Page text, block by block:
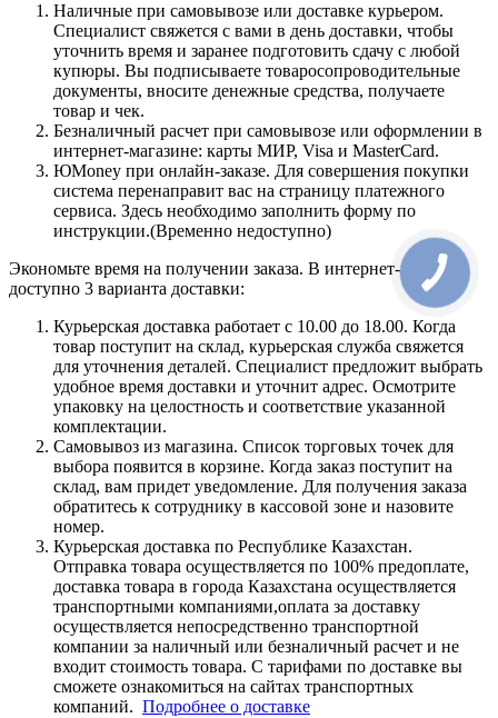
Наличные при самовывозе или доставке курьером.
Специалист свяжется с вами в день доставки, чтобы
уточнить время и заранее подготовить сдачу с любой
купюры. Вы подписываете товаросопроводительные
документы, вносите денежные средства, получаете
товар и чек.
Безналичный расчет при самовывозе или оформлении в
интернет-магазине: карты МИР, Visa и MasterCard.
ЮMoney при онлайн-заказе. Для совершения покупки
система перенаправит вас на страницу платежного
сервиса. Здесь необходимо заполнить форму по
инструкции.(Временно недоступно)
Экономьте время на получении заказа. В интернет-магазине
доступно 3 варианта доставки:
Курьерская доставка работает с 10.00 до 18.00. Когда
товар поступит на склад, курьерская служба свяжется
для уточнения деталей. Специалист предложит выбрать
удобное время доставки и уточнит адрес. Осмотрите
упаковку на целостность и соответствие указанной
комплектации.
Самовывоз из магазина. Список торговых точек для
выбора появится в корзине. Когда заказ поступит на
склад, вам придет уведомление. Для получения заказа
обратитесь к сотруднику в кассовой зоне и назовите
номер.
Курьерская доставка по Республике Казахстан.
Отправка товара осуществляется по 100% предоплате,
доставка товара в города Казахстана осуществляется
транспортными компаниями,оплата за доставку
осуществляется непосредственно транспортной
компании за наличный или безналичный расчет и не
входит стоимость товара. С тарифами по доставке вы
сможете ознакомиться на сайтах транспортных
компаний. Подробнее о доставке